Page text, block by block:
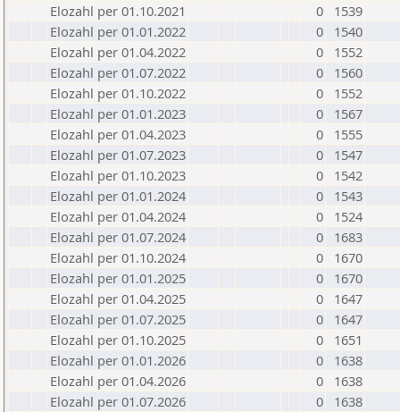
Elozahl per 01.10.2021
0
1539
Elozahl per 01.01.2022
0
1540
Elozahl per 01.04.2022
0
1552
Elozahl per 01.07.2022
0
1560
Elozahl per 01.10.2022
0
1552
Elozahl per 01.01.2023
0
1567
Elozahl per 01.04.2023
0
1555
Elozahl per 01.07.2023
0
1547
Elozahl per 01.10.2023
0
1542
Elozahl per 01.01.2024
0
1543
Elozahl per 01.04.2024
0
1524
Elozahl per 01.07.2024
0
1683
Elozahl per 01.10.2024
0
1670
Elozahl per 01.01.2025
0
1670
Elozahl per 01.04.2025
0
1647
Elozahl per 01.07.2025
0
1647
Elozahl per 01.10.2025
0
1651
Elozahl per 01.01.2026
0
1638
Elozahl per 01.04.2026
0
1638
Elozahl per 01.07.2026
0
1638